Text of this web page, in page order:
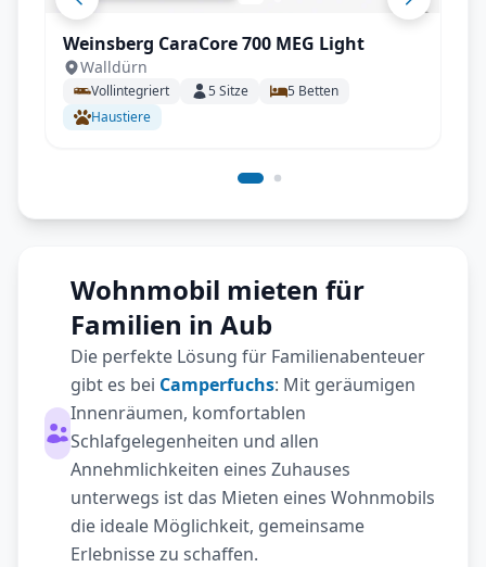
Weinsberg CaraCore 700 MEG Light
Walldürn
Vollintegriert 5Sitze 5 Betten
Haustiere
Wohnmobil mieten für
Familien in Aub
Die perfekte Lösung für Familienabenteuer
gibt es bei Camperfuchs: Mit geräumigen
Innenräumen, komfortablen
Schlafgelegenheiten und allen
Annehmlichkeiten eines Zuhauses
unterwegs ist das Mieten eines Wohnmobils
die ideale Möglichkeit, gemeinsame
Erlebnisse zu schaffen.